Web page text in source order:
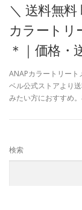
＼ 送料無
カラートリ
＊｜価格・
ANAPカラートリー
ベル公式ストアより
みたい方におすすめ
検索